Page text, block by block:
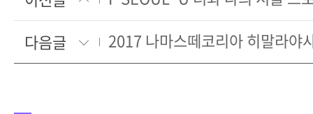
다음글
2017 나마스떼코리아 히말라야